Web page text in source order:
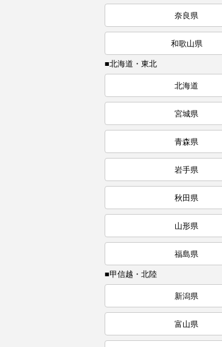
奈良県
和歌山県
■北海道・東北
北海道
宮城県
青森県
岩手県
秋田県
山形県
福島県
■甲信越・北陸
新潟県
富山県